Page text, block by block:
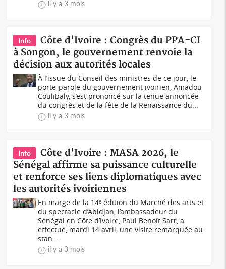
il y a 3 mois
Info
Côte d'Ivoire : Congrès du PPA-CI
à Songon, le gouvernement renvoie la
décision aux autorités locales
À l’issue du Conseil des ministres de ce jour, le
porte-parole du gouvernement ivoirien, Amadou
Coulibaly, s’est prononcé sur la tenue annoncée
du congrès et de la fête de la Renaissance du...
il y a 3 mois
Info
Côte d'Ivoire : MASA 2026, le
Sénégal affirme sa puissance culturelle
et renforce ses liens diplomatiques avec
les autorités ivoiriennes
En marge de la 14ᵉ édition du Marché des arts et
du spectacle d’Abidjan, l’ambassadeur du
Sénégal en Côte d’Ivoire, Paul Benoît Sarr, a
effectué, mardi 14 avril, une visite remarquée au
stan...
il y a 3 mois